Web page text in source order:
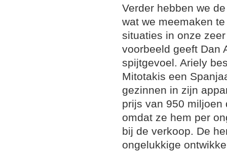
Verder hebben we
wat we meemaken
situaties in onze
voorbeeld geeft Dan
spijtgevoel. Ariely
Mitotakis een
gezinnen in zijn
prijs van 950 miljoen
omdat ze hem per
bij de verkoop. De
ongelukkige